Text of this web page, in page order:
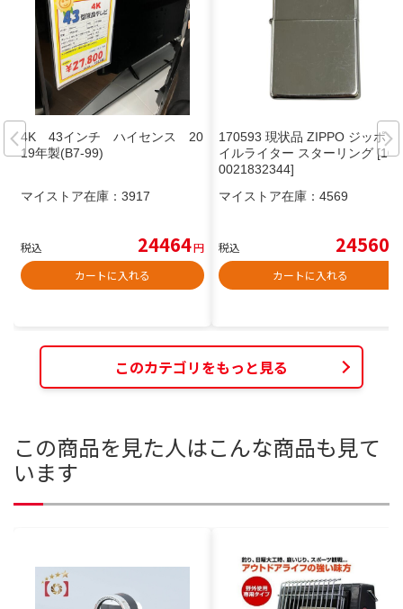
4K 43インチ ハイセンス 20
19年製(B7-99)
マイストア在庫： 3917
税込 24464円
カートに入れる
170593 現状品 ZIPPO ジッポ オ
イルライター スターリング [100
0021832344]
マイストア在庫： 4569
税込 24560
カートに入れる
このカテゴリをもっと見る
この商品を見た人はこんな商品も見て
います